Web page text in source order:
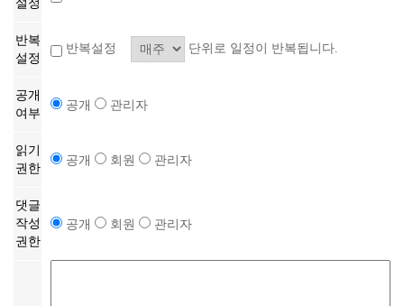
설정
반복
설정
반복설정 단위로 일정이 반복됩니다.
공개
여부
공개 관리자
읽기
권한
공개 회원 관리자
댓글
작성
권한
공개 회원 관리자